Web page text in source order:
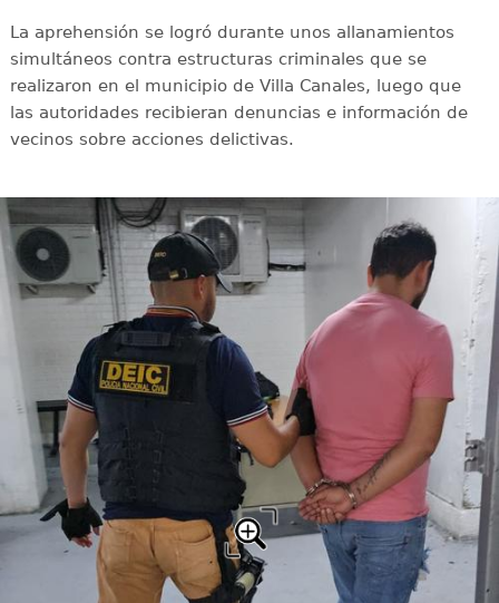
La aprehensión se logró durante unos allanamientos
simultáneos contra estructuras criminales que se
realizaron en el municipio de Villa Canales, luego que
las autoridades recibieran denuncias e información de
vecinos sobre acciones delictivas.